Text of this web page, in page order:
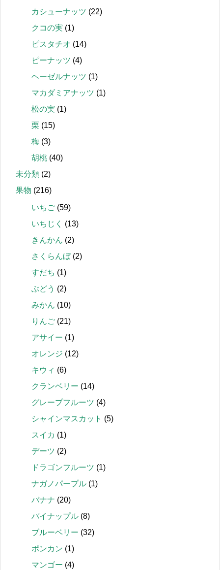
カシューナッツ (22)
クコの実 (1)
ピスタチオ (14)
ピーナッツ (4)
ヘーゼルナッツ (1)
マカダミアナッツ (1)
松の実 (1)
栗 (15)
梅 (3)
胡桃 (40)
未分類 (2)
果物 (216)
いちご (59)
いちじく
(13)
きんかん (2)
さくらんぼ(2)
すだち (1)
ぶどう (2)
みかん (10)
りんご (21)
アサイー (1)
オレンジ (12)
キウィ (6)
クランベリー (14)
グレープフルーツ (4)
シャインマスカット (5)
スイカ (1)
デーツ (2)
ドラゴンフルーツ (1)
ナガノパープル (1)
バナナ (20)
パイナップル (8)
ブルーベリー (32)
ポンカン (1)
マンゴー (4)